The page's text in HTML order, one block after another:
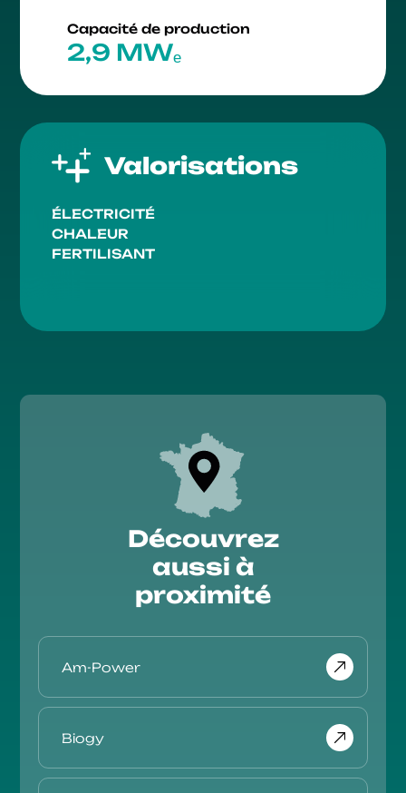
Capacité de production
2,9 MWₑ
Valorisations
ÉLECTRICITÉ
CHALEUR
FERTILISANT
Découvrez
aussi à
proximité
Am-Power
Biogy